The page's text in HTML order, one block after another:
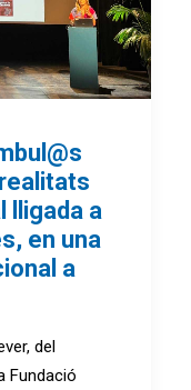
lligada a
en una
a
del
Fundació